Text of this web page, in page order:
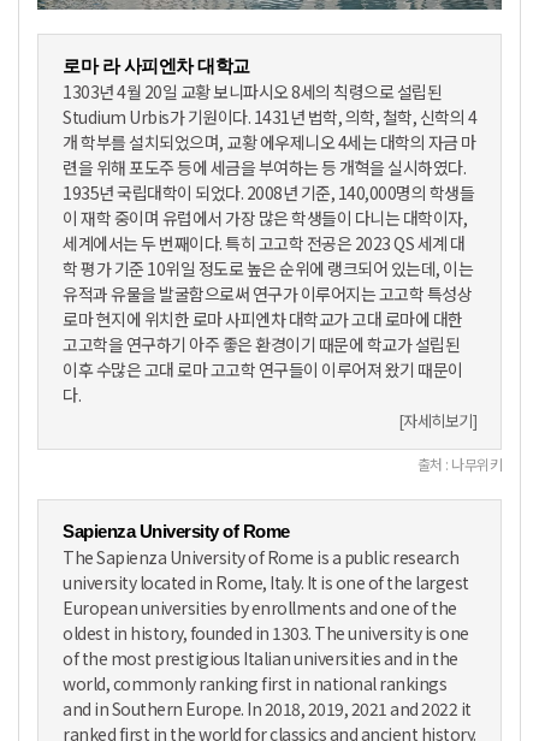
로마 라 사피엔차 대학교
1303년 4월 20일 교황 보니파시오 8세의 칙령으로 설립된
Studium Urbis가 기원이다. 1431년 법학, 의학, 철학, 신학의 4
개 학부를 설치되었으며, 교황 에우제니오 4세는 대학의 자금 마
련을 위해 포도주 등에 세금을 부여하는 등 개혁을 실시하였다.
1935년 국립대학이 되었다. 2008년 기준, 140,000명의 학생들
이 재학 중이며 유럽에서 가장 많은 학생들이 다니는 대학이자,
세계에서는 두 번째이다. 특히 고고학 전공은 2023 QS 세계 대
학 평가 기준 10위일 정도로 높은 순위에 랭크되어 있는데, 이는
유적과 유물을 발굴함으로써 연구가 이루어지는 고고학 특성상
로마 현지에 위치한 로마 사피엔차 대학교가 고대 로마에 대한
고고학을 연구하기 아주 좋은 환경이기 때문에 학교가 설립된
이후 수많은 고대 로마 고고학 연구들이 이루어져 왔기 때문이
다.
[자세히보기]
출처 : 나무위키
Sapienza University of Rome
The Sapienza University of Rome is a public research
university located in Rome, Italy. It is one of the largest
European universities by enrollments and one of the
oldest in history, founded in 1303. The university is one
of the most prestigious Italian universities and in the
world, commonly ranking first in national rankings
and in Southern Europe. In 2018, 2019, 2021 and 2022 it
ranked first in the world for classics and ancient history.